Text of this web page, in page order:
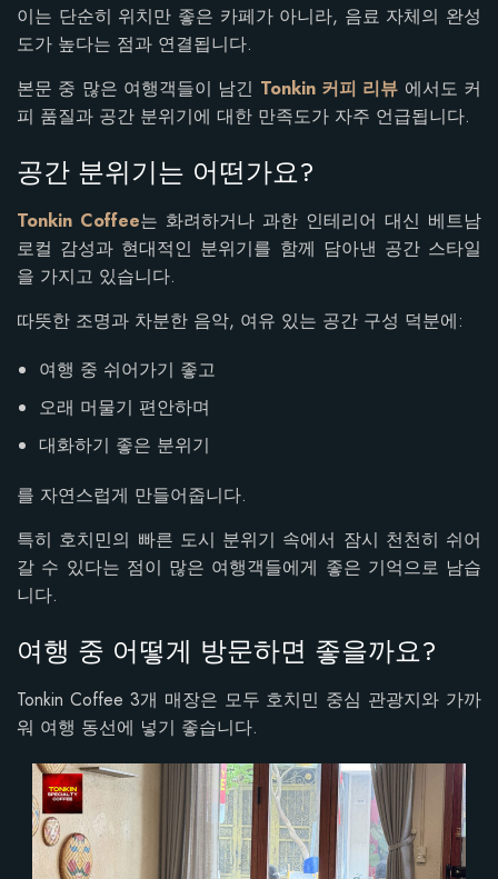
이는 단순히 위치만 좋은 카페가 아니라, 음료 자체의 완성
도가 높다는 점과 연결됩니다.
본문 중 많은 여행객들이 남긴 Tonkin 커피 리뷰 에서도 커
피 품질과 공간 분위기에 대한 만족도가 자주 언급됩니다.
공간 분위기는 어떤가요?
Tonkin Coffee는 화려하거나 과한 인테리어 대신 베트남
로컬 감성과 현대적인 분위기를 함께 담아낸 공간 스타일
을 가지고 있습니다.
따뜻한 조명과 차분한 음악, 여유 있는 공간 구성 덕분에:
여행 중 쉬어가기 좋고
오래 머물기 편안하며
대화하기 좋은 분위기
를 자연스럽게 만들어줍니다.
특히 호치민의 빠른 도시 분위기 속에서 잠시 천천히 쉬어
갈 수 있다는 점이 많은 여행객들에게 좋은 기억으로 남습
니다.
여행 중 어떻게 방문하면 좋을까요?
Tonkin Coffee 3개 매장은 모두 호치민 중심 관광지와 가까
워 여행 동선에 넣기 좋습니다.